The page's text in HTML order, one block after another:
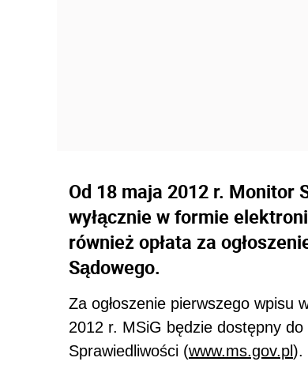
Od 18 maja 2012 r. Monitor
wyłącznie w formie
również opłata za
Sądowego.
Za ogłoszenie pierwszego wpisu
2012 r. MSiG będzie dostępny
Sprawiedliwości (www.ms.gov.pl).